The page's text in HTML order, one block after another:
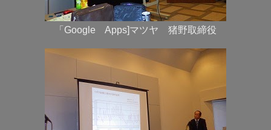
「Google Apps]マツヤ 猪野取締役